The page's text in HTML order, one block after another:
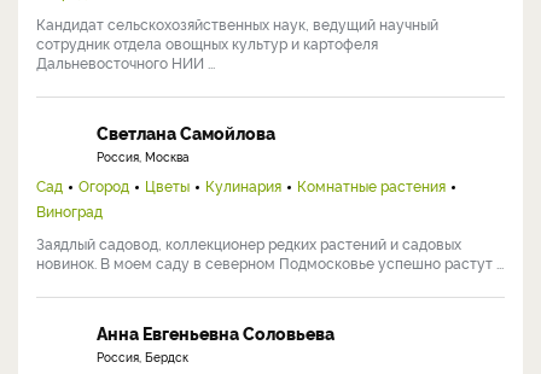
Кандидат сельскохозяйственных наук, ведущий научный
сотрудник отдела овощных культур и картофеля
Дальневосточного НИИ ...
Светлана Самойлова
Россия, Москва
Сад Огород Цветы Кулинария
Комнатные растения
Виноград
Заядлый садовод, коллекционер редких растений и садовых
новинок. В моем саду в северном Подмосковье успешно растут ...
Анна Евгеньевна Соловьева
Россия, Бердск